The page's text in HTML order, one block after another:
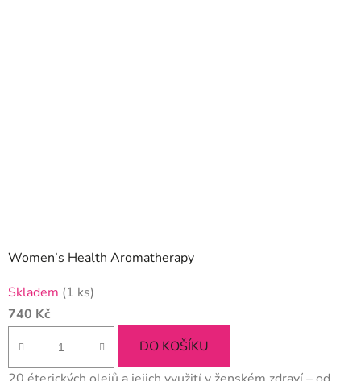
Women’s Health Aromatherapy
Skladem (1 ks)
740 Kč
DO KOŠÍKU